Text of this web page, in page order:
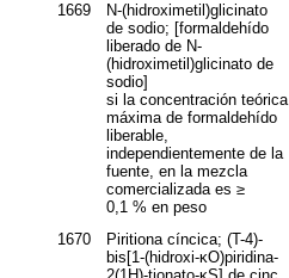
1669
N-(hidroximetil)glicinato
de sodio; [formaldehído
liberado de N-
(hidroximetil)glicinato de
sodio]
si la concentración teórica
máxima de formaldehído
liberable,
independientemente de la
fuente, en la mezcla
comercializada es ≥
0,1 % en peso
1670 Piritiona cíncica; (T-4)-
bis[1-(hidroxi-κO)piridina-